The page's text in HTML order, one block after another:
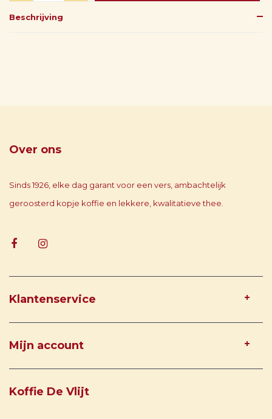
Beschrijving
Over ons
Sinds 1926, elke dag garant voor een vers, ambachtelijk
geroosterd kopje koffie en lekkere, kwalitatieve thee.
Klantenservice
Mijn account
Koffie De Vlijt